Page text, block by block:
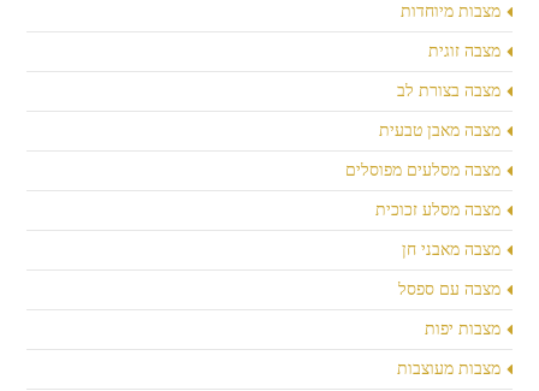
מצבות מיוחדות
מצבה זוגית
מצבה בצורת לב
מצבה מאבן טבעית
מצבה מסלעים מפוסלים
מצבה מסלע זכוכית
מצבה מאבני חן
מצבה עם ספסל
מצבות יפות
מצבות מעוצבות